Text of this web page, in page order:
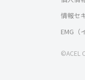
情報セ
EMG（